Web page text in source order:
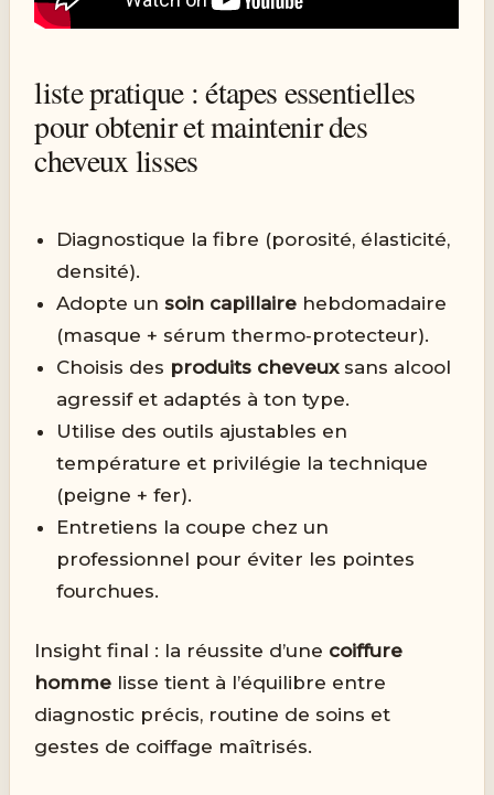
liste pratique : étapes essentielles
pour obtenir et maintenir des
cheveux lisses
Diagnostique la fibre (porosité, élasticité,
densité).
Adopte unsoin capillaire hebdomadaire
(masque + sérum thermo‑protecteur).
Choisis des produits cheveuxsans alcool
agressif et adaptés à ton type.
Utilise des outils ajustables en
température et privilégie la technique
(peigne + fer).
Entretiens la coupe chez un
professionnel pour éviter les pointes
fourchues.
Insight final : la réussite d’une coiffure
homme lisse tient à l’équilibre entre
diagnostic précis, routine de soins et
gestes de coiffage maîtrisés.